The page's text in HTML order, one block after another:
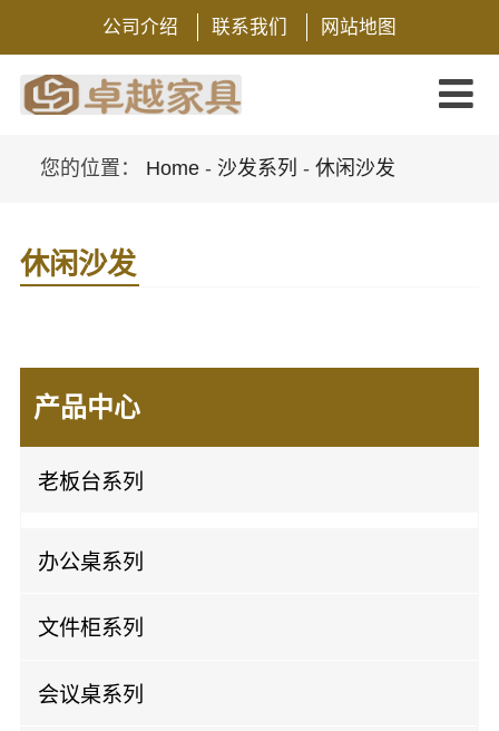
公司介绍 联系我们 网站地图
您的位置： Home- 沙发系列 - 休闲沙发
休闲沙发
产品中心
老板台系列
办公桌系列
屏风办公桌
开放办公桌
文件柜系列
实木文件柜
会议桌系列